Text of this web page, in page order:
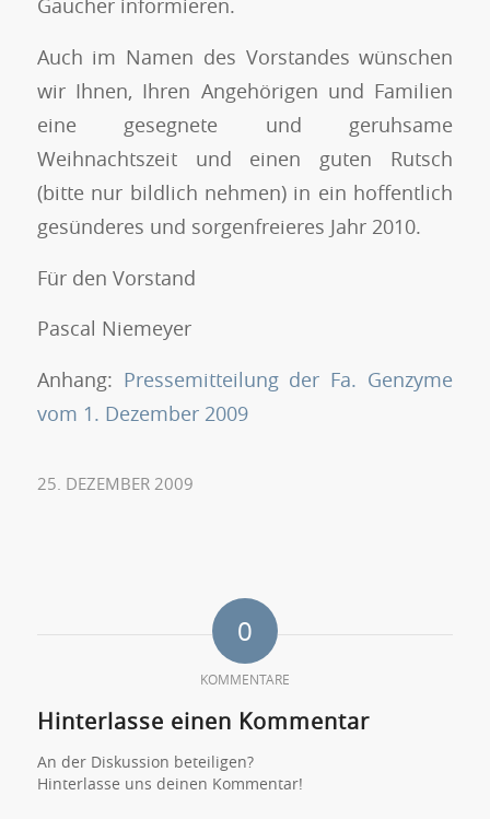
Gaucher informieren.
Auch im Namen des Vorstandes wünschen
wir Ihnen, Ihren Angehörigen und Familien
eine gesegnete und geruhsame
Weihnachtszeit und einen guten Rutsch
(bitte nur bildlich nehmen) in ein hoffentlich
gesünderes und sorgenfreieres Jahr 2010.
Für den Vorstand
Pascal Niemeyer
Anhang: Pressemitteilung der Fa. Genzyme
vom 1. Dezember 2009
25. DEZEMBER 2009
0
KOMMENTARE
Hinterlasse einen Kommentar
An der Diskussion beteiligen?
Hinterlasse uns deinen Kommentar!